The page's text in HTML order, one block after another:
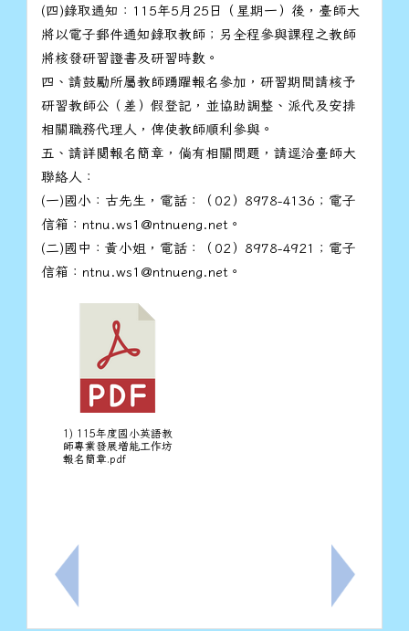
上一筆：本市115年學藝參賽優秀學生表揚(非體育類-
(四)錄取通知：115年5月25日（星期一）後，臺師大
將以電子郵件通知錄取教師；另全程參與課程之教師
將核發研習證書及研習時數。
四、請鼓勵所屬教師踴躍報名參加，研習期間請核予
研習教師公（差）假登記，並協助調整、派代及安排
相關職務代理人，俾使教師順利參與。
五、請詳閱報名簡章，倘有相關問題，請逕洽臺師大
聯絡人：
(一)國小：古先生，電話：（02）8978-4136；電子
信箱：ntnu.ws1@ntnueng.net。
(二)國中：黃小姐，電話：（02）8978-4921；電子
信箱：ntnu.ws1@ntnueng.net。
1) 115年度國小英語教
師專業發展增能工作坊
報名簡章.pdf
下一筆：